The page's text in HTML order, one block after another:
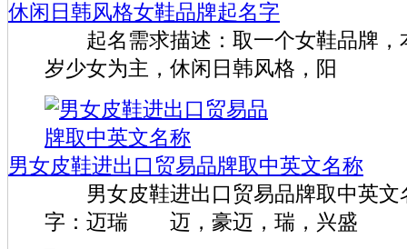
休闲日韩风格女鞋品牌起名字
起名需求描述：取一个女鞋品牌，
岁少女为主，休闲日韩风格，阳
男女皮鞋进出口贸易品牌取中英文名称
男女皮鞋进出口贸易品牌取中英
字：迈瑞 迈，豪迈，瑞，兴盛